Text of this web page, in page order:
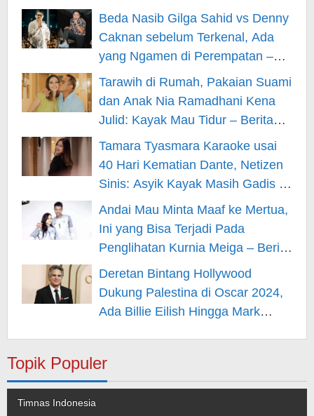
– Berita Hiburan
Beda Nasib Gilga Sahid vs Denny
Caknan sebelum Terkenal, Ada
yang Ngamen di Perempatan –
Berita Hiburan
Tarawih di Rumah, Pakaian Suami
dan Anak Nia Ramadhani Kena
Julid: Kayak Mau Tidur – Berita
Hiburan
Tamara Tyasmara Karaoke usai
40 Hari Kematian Dante, Netizen
Sinis: Asyik Kayak Masih Gadis –
Berita Hiburan
Andai Mau Minta Maaf ke Mertua,
Ini yang Bisa Terjadi Pada
Penglihatan Kurnia Meiga – Berita
Hiburan
Deretan Bintang Hollywood
Dukung Palestina di Oscar 2024,
Ada Billie Eilish Hingga Mark
Topik Populer
Timnas Indonesia